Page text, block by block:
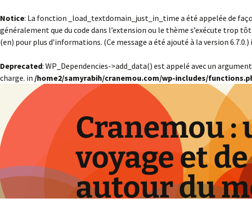
Notice: La fonction _load_textdomain_just_in_time a été appelée de
généralement que du code dans l’extension ou le thème s’exécute trop
(en) pour plus d’informations. (Ce message a été ajouté à la version 6.7.0.)
Deprecated: WP_Dependencies->add_data() est appelé avec un
charge. in /home2/samyrabih/cranemou.com/wp-includes/
Cranemou :
voyage et
autour du